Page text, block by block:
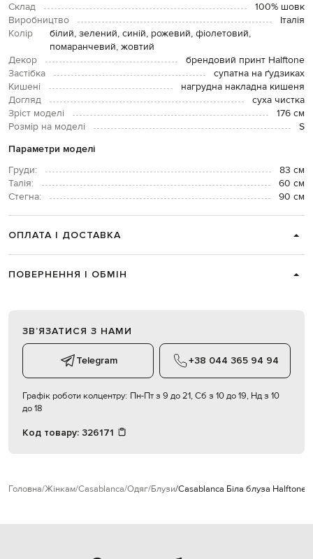
Склад
100% шовк
Виробництво
Італія
Колір
білий, зелений, синій, рожевий, фіолетовий,
помаранчевий, жовтий
Декор
брендовий принт Halftone
Застібка
супатна на ґудзиках
Кишені
нагрудна накладна кишеня
Догляд
суха чистка
Зріст моделі
176 см
Розмір на моделі
S
Параметри моделі
Груди:
83 см
Талія:
60 см
Стегна:
90 см
ОПЛАТА І ДОСТАВКА
ПОВЕРНЕННЯ І ОБМІН
ЗВʼЯЗАТИСЯ З НАМИ
Telegram +38 044 365 94 94
Графік роботи колцентру: Пн-Пт з 9 до 21, Сб з 10 до 19, Нд з 10
до 18
Код товару: 326171
Головна Жінкам Casablanca Одяг Блузи Casablanca Біла блуза Halftone